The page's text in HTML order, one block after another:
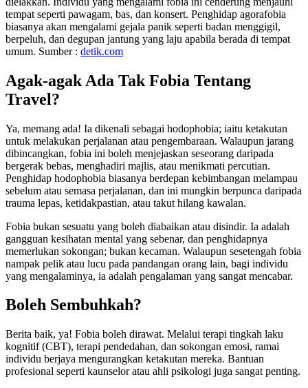
tempat seperti pawagam, bas, dan konsert. Penghidap agorafobia
biasanya akan mengalami gejala panik seperti badan menggigil,
berpeluh, dan degupan jantung yang laju apabila berada di tempat
umum. Sumber : detik.com
Agak-agak Ada Tak Fobia Tentang
Travel?
Ya, memang ada! Ia dikenali sebagai hodophobia; iaitu ketakutan
untuk melakukan perjalanan atau pengembaraan. Walaupun jarang
dibincangkan, fobia ini boleh menjejaskan seseorang daripada
bergerak bebas, menghadiri majlis, atau menikmati percutian.
Penghidap hodophobia biasanya berdepan kebimbangan melampau
sebelum atau semasa perjalanan, dan ini mungkin berpunca daripada
trauma lepas, ketidakpastian, atau takut hilang kawalan.
Fobia bukan sesuatu yang boleh diabaikan atau disindir. Ia adalah
gangguan kesihatan mental yang sebenar, dan penghidapnya
memerlukan sokongan; bukan kecaman. Walaupun sesetengah fobia
nampak pelik atau lucu pada pandangan orang lain, bagi individu
yang mengalaminya, ia adalah pengalaman yang sangat mencabar.
Boleh Sembuhkah?
Berita baik, ya! Fobia boleh dirawat. Melalui terapi tingkah laku
kognitif (CBT), terapi pendedahan, dan sokongan emosi, ramai
individu berjaya mengurangkan ketakutan mereka. Bantuan
profesional seperti kaunselor atau ahli psikologi juga sangat penting.